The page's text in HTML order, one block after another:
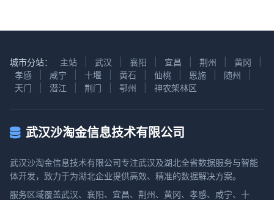
城市分站： 主站 武汉 襄阳 宜昌 荆州 黄冈
孝感
咸宁 十堰 黄石 仙桃 恩施 随州
天门
潜江 荆门 鄂州 神农架林区
武汉沙淘金信息技术有限公司
武汉沙淘金信息技术有限公司专注武汉及湖北全省数据服务与智能
体开发，致力于为湖北企业提供高效、精准的数据解决方案。
服务区域覆盖武汉、襄阳、宜昌、荆州、黄冈、孝感、咸宁、十